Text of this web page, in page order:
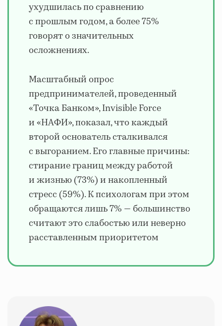
ухудшилась по сравнению
с прошлым годом, а более 75%
говорят о значительных
осложнениях.
Масштабный опрос
предпринимателей, проведенный
«Точка Банком», Invisible Force
и «НАФИ», показал, что каждый
второй основатель сталкивался
с выгоранием. Его главные причины:
стирание границ между работой
и жизнью (73%) и накопленный
стресс (59%). К психологам при этом
обращаются лишь 7% — большинство
считают это слабостью или неверно
расставленным приоритетом